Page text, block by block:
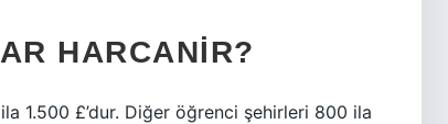
HARCANIR?
1.500 £’dur. Diğer öğrenci şehirleri 800 ila